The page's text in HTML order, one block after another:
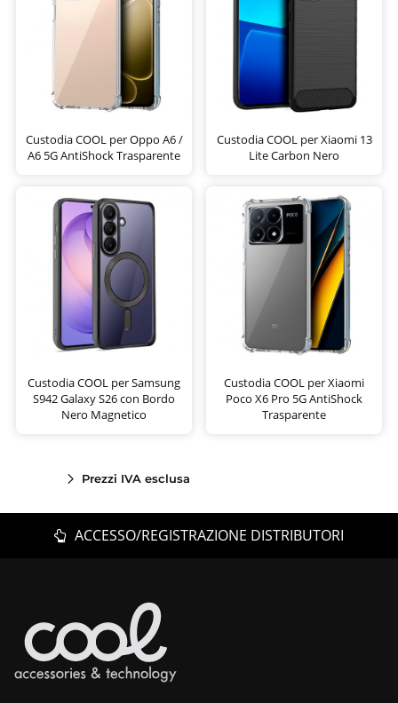
Custodia COOL per Oppo A6 /
A6 5G AntiShock Trasparente
Custodia COOL per Xiaomi 13
Lite Carbon Nero
Custodia COOL per Samsung
S942 Galaxy S26 con Bordo
Nero Magnetico
Custodia COOL per Xiaomi
Poco X6 Pro 5G AntiShock
Trasparente
Prezzi IVA esclusa
ACCESSO/REGISTRAZIONE DISTRIBUTORI